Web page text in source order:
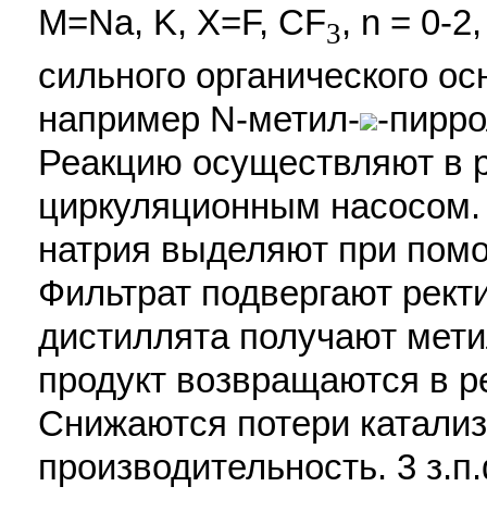
M=Na, K, X=F, CF3, n = 0-
сильного органического
например N-метил- -
Реакцию осуществляют в
циркуляционным
натрия выделяют при
Фильтрат подвергают
дистиллята получают
продукт возвращаются в
Снижаются потери
производительность. 3